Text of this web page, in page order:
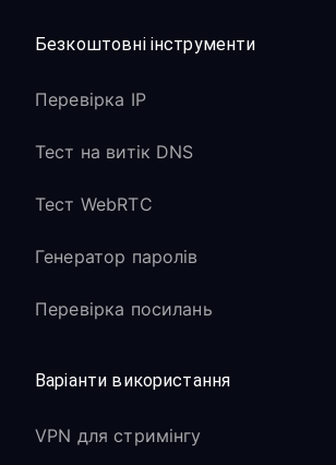
Безкоштовні інструменти
Перевірка IP
Тест на витік DNS
Тест WebRTC
Генератор паролів
Перевірка посилань
Варіанти використання
VPN для стримінгу